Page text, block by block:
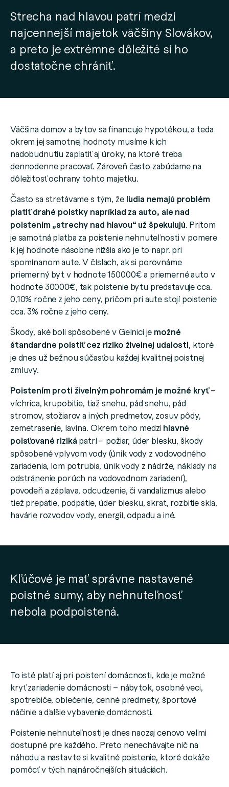
Strecha nad hlavou patrí medzi
najcennejší majetok väčšiny Slovákov,
a preto je extrémne dôležité si ho
dostatočne chrániť.
Väčšina domov a bytov sa financuje hypotékou, a teda
okrem jej samotnej hodnoty musíme k ich
nadobudnutiu zaplatiť aj úroky, na ktoré treba
dennodenne pracovať. Zároveň často zabúdame na
dôležitosť ochrany tohto majetku.
Často sa stretávame s tým, že ľudia nemajú problém
platiť drahé poistky napríklad za auto, ale nad
poistením „strechy nad hlavou“ už špekulujú. Pritom
je samotná platba za poistenie nehnuteľnosti v pomere
k jej hodnote násobne nižšia ako je to napr. pri
spomínanom aute. V číslach, ak si porovnáme
priemerný byt v hodnote 150000€ a priemerné auto v
hodnote 30000€, tak poistenie bytu predstavuje cca.
0,10% ročne z jeho ceny, pričom pri aute stojí poistenie
cca. 3% ročne z jeho ceny.
Škody, aké boli spôsobené v Gelnici je možné
štandardne poistiť cez riziko živelnej udalosti, ktoré
je dnes už bežnou súčasťou každej kvalitnej poistnej
zmluvy.
Poistením proti živelným pohromám je možné kryť–
víchrica, krupobitie, tiaž snehu, pád snehu, pád
stromov, stožiarov a iných predmetov, zosuv pôdy,
zemetrasenie, lavína. Okrem toho medzi hlavné
poisťované riziká patrí – požiar, úder blesku, škody
spôsobené vplyvom vody (únik vody z vodovodného
zariadenia, lom potrubia, únik vody z nádrže, náklady na
odstránenie porúch na vodovodnom zariadení),
povodeň a záplava, odcudzenie, či vandalizmus alebo
tiež prepätie, podpätie, úder blesku, skrat, rozbitie skla,
havárie rozvodov vody, energií, odpadu a iné.
Kľúčové je mať správne nastavené
poistné sumy, aby nehnuteľnosť
nebola podpoistená.
To isté platí aj pri poistení domácnosti, kde je možné
kryť zariadenie domácnosti – nábytok, osobné veci,
spotrebiče, oblečenie, cenné predmety, športové
náčinie a ďalšie vybavenie domácnosti.
Poistenie nehnuteľnosti je dnes naozaj cenovo veľmi
dostupné pre každého. Preto nenechávajte nič na
náhodu a nastavte si kvalitné poistenie, ktoré dokáže
pomôcť v tých najnáročnejších situáciách.